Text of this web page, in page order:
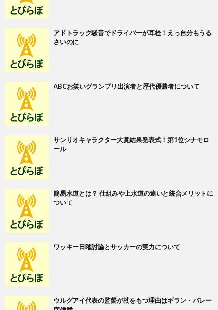
アドトラック騒音でドライバーが耳栓！えっ自分もうる
さいのに
ABCお笑いグランプリ出演者と歴代優勝者について
サンリオキャラクター大賞結果発表式！第1位シナモロ
ール
簡易水道とは？ 仕組みや上水道の違いと統合メリットに
ついて
ワッキー日曜討論とサッカーの実力について
ウルグアイ代表の監督が杖をもつ理由はギラン・バレー